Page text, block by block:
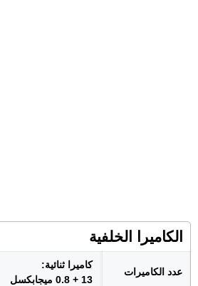
الكاميرا الخلفية
عدد الكاميرات
كاميرا ثنائية:
13 + 0.8 ميجابكسل